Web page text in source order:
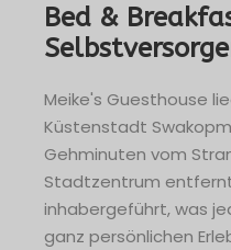
Bed &
Meike's Guesthouse
Küstenstadt
Gehminuten vom
Stadtzentrum
inhabergeführt, was
ganz persönlichen